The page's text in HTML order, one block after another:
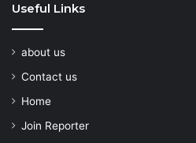
Useful Links
about us
Contact us
Home
Join Reporter